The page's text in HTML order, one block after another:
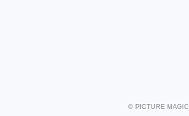
© PICTURE MAGIC